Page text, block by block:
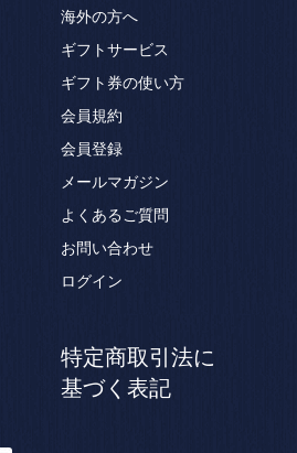
海外の方へ
ギフトサービス
ギフト券の使い方
会員規約
会員登録
メールマガジン
よくあるご質問
お問い合わせ
ログイン
特定商取引法に
基づく表記